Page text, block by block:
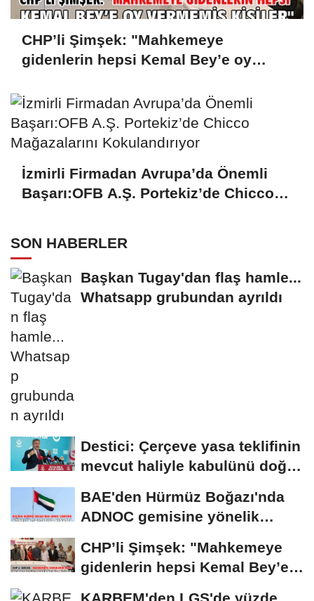
CHP’li Şimşek: "Mahkemeye
gidenlerin hepsi Kemal Bey’e oy
İzmirli Firmadan Avrupa’da Önemli
Başarı:OFB A.Ş. Portekiz’de Chicco
SON HABERLER
Başkan Tugay'dan flaş hamle...
Whatsapp grubundan ayrıldı
Destici: Çerçeve yasa teklifinin
mevcut haliyle kabulünü doğru
BAE'den Hürmüz Boğazı'nda
ADNOC gemisine yönelik
CHP’li Şimşek: "Mahkemeye
gidenlerin hepsi Kemal Bey’e
KARBEM'den LGS'de yüzde